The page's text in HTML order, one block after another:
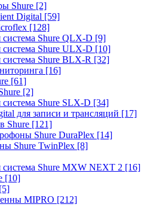
Shure [2]
Digital [59]
[128]
Shure QLX-D [9]
Shure ULX-D [10]
Shure BLX-R [32]
[16]
[61]
[2]
Shure SLX-D [34]
для записи и трансляций [17]
Shure [121]
Shure DuraPlex [14]
Shure TwinPlex [8]
Shure MXW NEXT 2 [16]
[10]
[5]
MIPRO [212]